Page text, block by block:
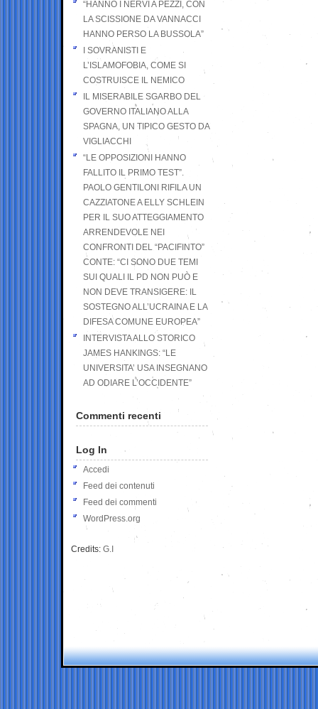
“HANNO I NERVI A PEZZI, CON
LA SCISSIONE DA VANNACCI
HANNO PERSO LA BUSSOLA”
I SOVRANISTI E
L’ISLAMOFOBIA, COME SI
COSTRUISCE IL NEMICO
IL MISERABILE SGARBO DEL
GOVERNO ITALIANO ALLA
SPAGNA, UN TIPICO GESTO DA
VIGLIACCHI
“LE OPPOSIZIONI HANNO
FALLITO IL PRIMO TEST”.
PAOLO GENTILONI RIFILA UN
CAZZIATONE A ELLY SCHLEIN
PER IL SUO ATTEGGIAMENTO
ARRENDEVOLE NEI
CONFRONTI DEL “PACIFINTO”
CONTE: “CI SONO DUE TEMI
SUI QUALI IL PD NON PUÒ E
NON DEVE TRANSIGERE: IL
SOSTEGNO ALL’UCRAINA E LA
DIFESA COMUNE EUROPEA”
INTERVISTA ALLO STORICO
JAMES HANKINGS: “LE
UNIVERSITA’ USA INSEGNANO
AD ODIARE L’OCCIDENTE”
Commenti recenti
Log In
Accedi
Feed dei contenuti
Feed dei commenti
WordPress.org
Credits: G.I